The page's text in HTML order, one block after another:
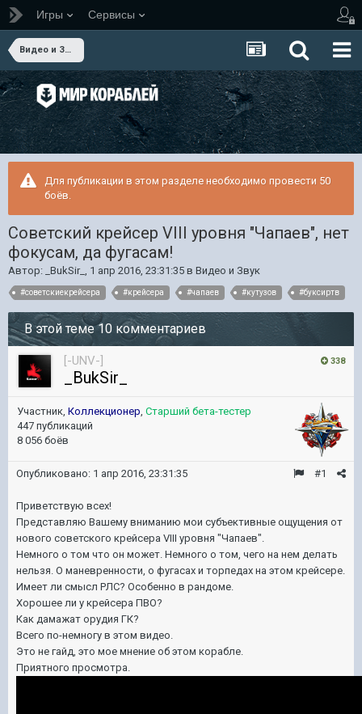
Игры Сервисы
Видео и Звук
Для публикации в этом разделе необходимо провести 50
боёв.
Советский крейсер VIII уровня "Чапаев", нет
фокусам, да фугасам!
Автор: _BukSir_ , 1 апр 2016, 23:31:35 в Видео и Звук
#советскиекрейсера #крейсера #чапаев #кутузов #буксиртв
В этой теме 10 комментариев
338
[-UNV-]
_BukSir_
Участник, Коллекционер Старший бета-тестер
447 публикаций
8 056 боёв
#1
Опубликовано: 1 апр 2016, 23:31:35
Приветствую всех!
Представляю Вашему вниманию мои субъективные ощущения от
нового советского крейсера VIII уровня "Чапаев".
Немного о том что он может. Немного о том, чего на нем делать
нельзя. О маневренности, о фугасах и торпедах на этом крейсере.
Имеет ли смысл РЛС? Особенно в рандоме.
Хорошее ли у крейсера ПВО?
Как дамажат орудия ГК?
Всего по-немногу в этом видео.
Это не гайд, это мое мнение об этом корабле.
Приятного просмотра.